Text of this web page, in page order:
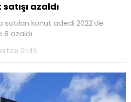
azaldı
satılan konut adedi 2022'de
8 azaldı.
01:45